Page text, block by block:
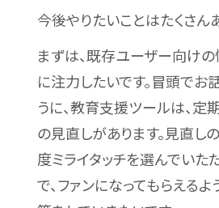
今後やりたいことはたくさん
まずは、既存ユーザー向け
に注力したいです。冒頭でお
うに、教育支援ツールは、定
の見直しがあります。見直し
度ミライタッチを選んでいた
で、ファンになってもらえる